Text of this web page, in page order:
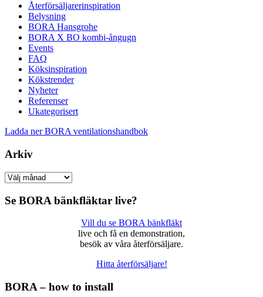
Återförsäljarerinspiration
Belysning
BORA Hansgrohe
BORA X BO kombi-ångugn
Events
FAQ
Köksinspiration
Kökstrender
Nyheter
Referenser
Ukategorisert
Ladda ner BORA ventilationshandbok
Arkiv
Arkiv
Se BORA bänkfläktar live?
Vill du se BORA bänkfläkt
live och få en demonstration,
besök av våra återförsäljare.
Hitta återförsäljare!
BORA – how to install